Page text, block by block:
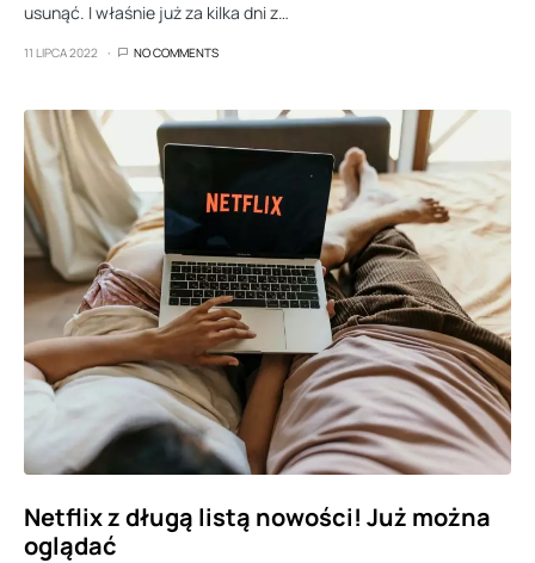
usunąć. I właśnie już za kilka dni z…
11 LIPCA 2022 NO COMMENTS
Netflix z długą listą nowości! Już można
oglądać